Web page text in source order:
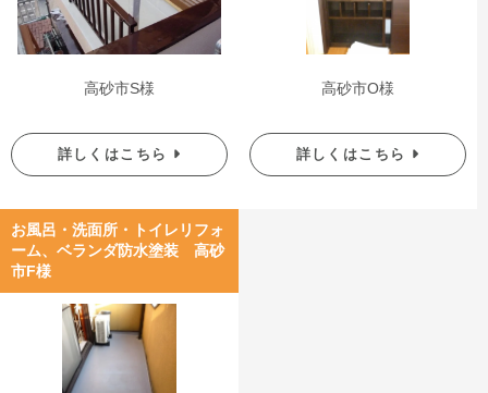
高砂市S様
詳しくはこちら
高砂市O様
詳しくはこちら
お風呂・洗面所・トイレリフォ
ーム、ベランダ防水塗装 高砂
市F様